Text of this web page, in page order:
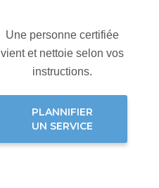
Une personne certifiée
vient et nettoie selon vos
instructions.
PLANNIFIER
UN SERVICE